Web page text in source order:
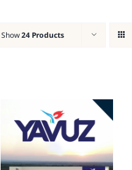
Show24 Products